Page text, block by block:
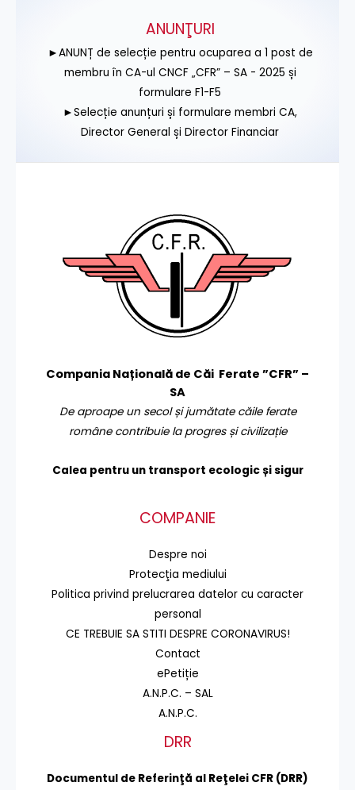
ANUNŢURI
►ANUNȚ de selecție pentru ocuparea a 1 post de
membru în CA-ul CNCF „CFR” – SA - 2025 și
formulare F1-F5
►Selecție anunțuri și formulare membri CA,
Director General și Director Financiar
Compania Națională de Căi Ferate ”CFR” –
SA
De aproape un secol și jumătate căile ferate
române contribuie la progres și civilizație
Calea pentru un transport ecologic și sigur
COMPANIE
Despre noi
Protecţia mediului
Politica privind prelucrarea datelor cu caracter
personal
CE TREBUIE SA STITI DESPRE CORONAVIRUS!
Contact
ePetiție
A.N.P.C. – SAL
A.N.P.C.
DRR
Documentul de Referinţă al Reţelei CFR (DRR)